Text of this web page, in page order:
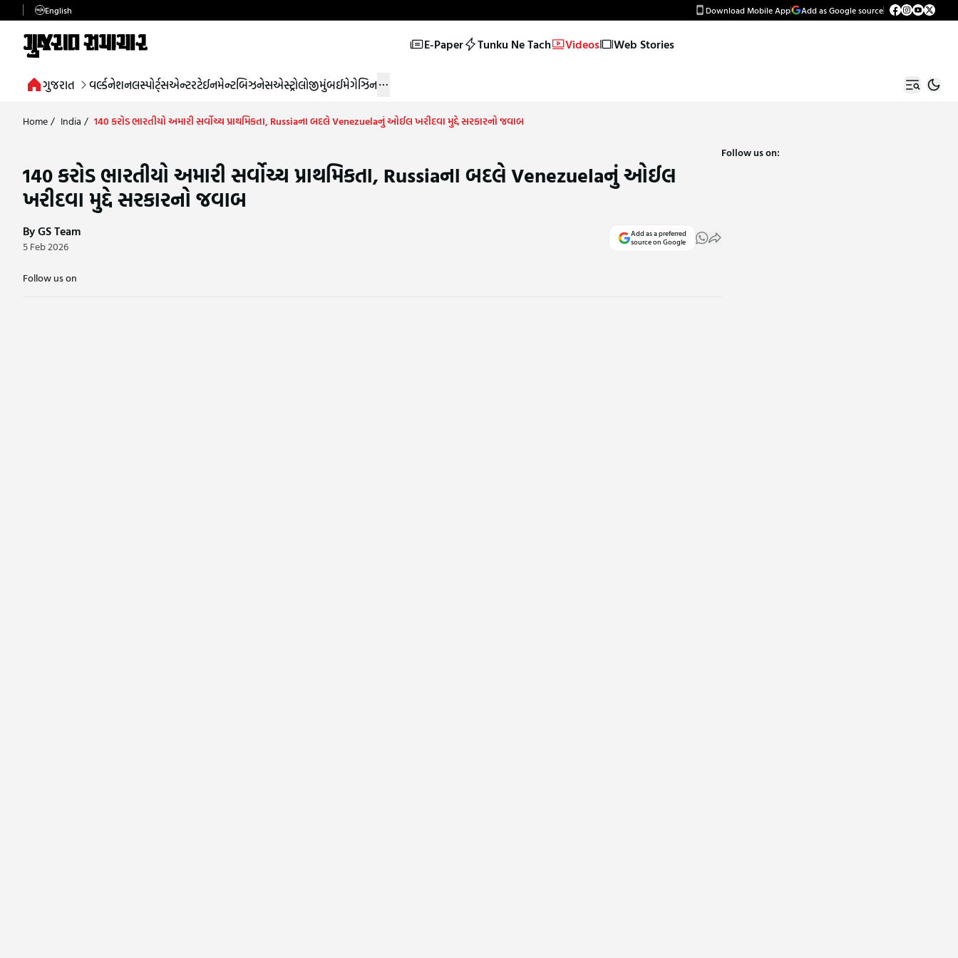
English Download Mobile App Add as Google source
E-Paper Tunku Ne Tach Videos Web Stories
ગુજરાત વર્લ્ડનેશનલસ્પોર્ટ્સએન્ટરટેઈનમેન્ટબિઝનેસએસ્ટ્રોલોજીમુંબઈમેગેઝિન
Home/ India / 140 કરોડ ભારતીયો અમારી સર્વોચ્ચ પ્રાથમિકતા, Russiaના બદલે Venezuelaનું ઓઈલ ખરીદવા મુદ્દે સરકારનો જવાબ
140 કરોડ ભારતીયો અમારી સર્વોચ્ચ પ્રાથમિકતા, Russiaના બદલે Venezuelaનું ઓઈલ
ખરીદવા મુદ્દે સરકારનો જવાબ
By GS Team
5 Feb 2026
Add as a preferred
source on Google
Follow us on
Follow us on: